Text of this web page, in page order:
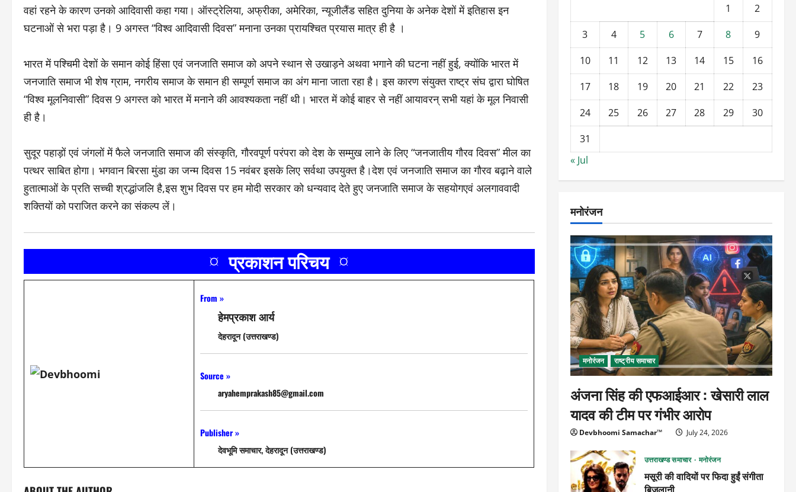
वहां रहने के कारण उनको आदिवासी कहा गया। ऑस्ट्रेलिया, अफ्रीका, अमेरिका, न्यूजीलैंड सहित दुनिया के अनेक देशों में इतिहास इन
घटनाओं से भरा पड़ा है। 9 अगस्त “विश्व आदिवासी दिवस” मनाना उनका प्रायश्चित प्रयास मात्र ही है ।
भारत में पश्चिमी देशों के समान कोई हिंसा एवं जनजाति समाज को अपने स्थान से उखाड़ने अथवा भगाने की घटना नहीं हुई, क्योंकि भारत में
जनजाति समाज भी शेष ग्राम, नगरीय समाज के समान ही सम्पूर्ण समाज का अंग माना जाता रहा है। इस कारण संयुक्त राष्ट्र संघ द्वारा घोषित
“विश्व मूलनिवासी” दिवस 9 अगस्त को भारत में मनाने की आवश्यकता नहीं थी। भारत में कोई बाहर से नहीं आयावरन् सभी यहां के मूल निवासी
ही है।
सुदूर पहाड़ों एवं जंगलों में फैले जनजाति समाज की संस्कृति, गौरवपूर्ण परंपरा को देश के सम्मुख लाने के लिए “जनजातीय गौरव दिवस” मील का
पत्थर साबित होगा। भगवान बिरसा मुंडा का जन्म दिवस 15 नवंबर इसके लिए सर्वथा उपयुक्त है।देश एवं जनजाति समाज का गौरव बढ़ाने वाले
हुतात्माओं के प्रति सच्ची श्रद्धांजलि है,इस शुभ दिवस पर हम मोदी सरकार को धन्यवाद देते हुए जनजाति समाज के सहयोगएवं अलगाववादी
शक्तियों को पराजित करने का संकल्प लें।
¤ प्रकाशन परिचय ¤
From »
हेमप्रकाश आर्य
देहरादून (उत्तराखण्ड)
Source »
aryahemprakash85@gmail.com
Publisher »
देवभूमि समाचार, देहरादून (उत्तराखण्ड)
1
2
3
4 5 6 7 8
9
10
11 12 13 14 15
16
17
18 19 20 21 22
23
24
25 26 27 28 29
30
31
« Jul
मनोरंजन
मनोरंजन राष्ट्रीय समाचार
अंजना सिंह की एफआईआर : खेसारी लाल
यादव की टीम पर गंभीर आरोप
Devbhoomi Samachar™ July 24, 2026
उत्तराखण्ड समाचार मनोरंजन
मसूरी की वादियों पर फिदा हुईं संगीता